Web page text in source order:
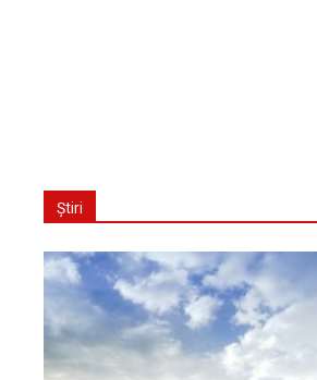
Știri